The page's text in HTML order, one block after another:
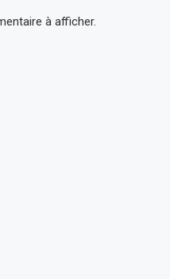
à afficher.